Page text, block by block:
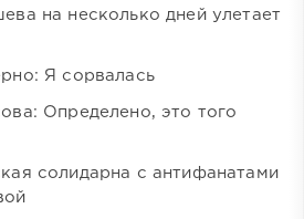
на несколько дней улетает
Я сорвалась
Определено, это того
солидарна с антифанатами